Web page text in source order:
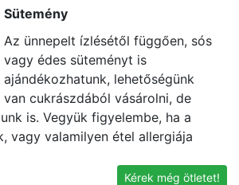
Sütemény
Az ünnepelt ízlésétől függően, sós
vagy édes süteményt is
ajándékozhatunk, lehetőségünk
van cukrászdából vásárolni, de
is. Vegyük figyelembe, ha a
vagy valamilyen étel allergiája
Kérek még ötletet!